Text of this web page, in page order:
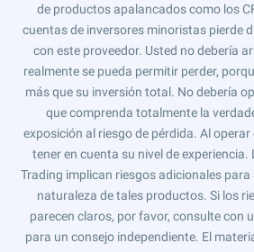
de productos apalancados como los
cuentas de inversores minoristas pierde
con este proveedor. Usted no debería
realmente se pueda permitir perder,
más que su inversión total. No debería
que comprenda totalmente la
exposición al riesgo de pérdida. Al operar
tener en cuenta su nivel de experiencia.
Trading implican riesgos adicionales para
naturaleza de tales productos. Si los
parecen claros, por favor, consulte con
para un consejo independiente. El